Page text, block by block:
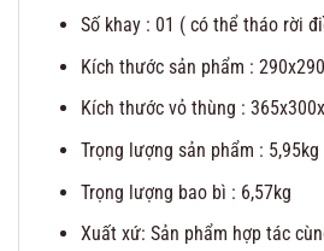
Số khay : 01 ( có thể tháo rời
Kích thước sản phẩm :
Kích thước vỏ thùng :
Trọng lượng sản phẩm : 5,95kg
Trọng lượng bao bì : 6,57kg
Xuất xứ: Sản phẩm hợp tác